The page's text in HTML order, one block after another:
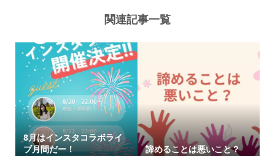
関連記事一覧
8月はインスタコラボライ
ブ月間だー！
諦めることは悪いこと？